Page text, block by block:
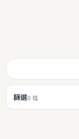
篩選0 班